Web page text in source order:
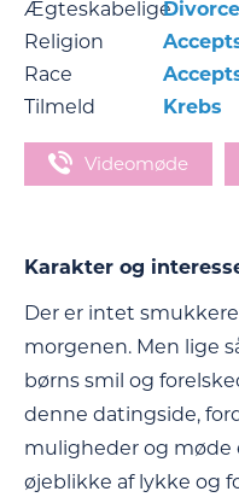
Ægteskabelige
Religion
Race
Tilmeld
Krebs
Videomøde
Karakter og
Der er intet
morgenen. Men lige
børns smil og
denne datingside,
muligheder og møde
øjeblikke af lykke og